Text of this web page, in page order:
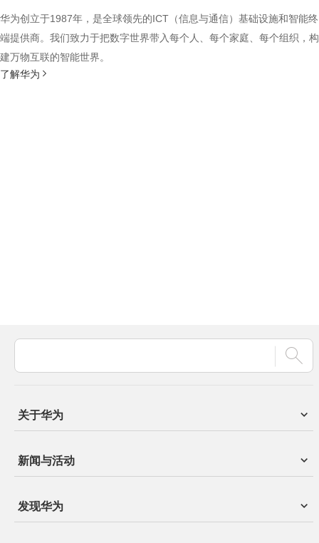
华为创立于1987年，是全球领先的ICT（信息与通信）基础设施和智能终
端提供商。我们致力于把数字世界带入每个人、每个家庭、每个组织，构
建万物互联的智能世界。
了解华为
关于华为
新闻与活动
发现华为